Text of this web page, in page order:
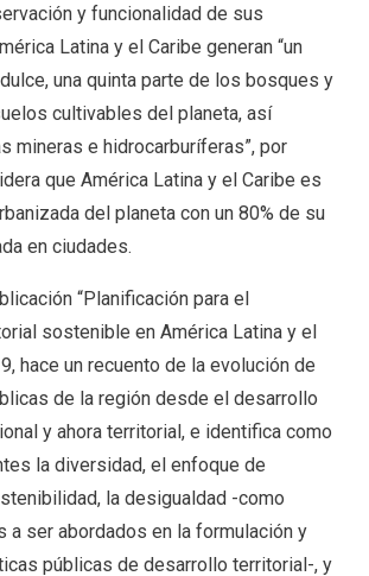
y funcionalidad de sus
Latina y el Caribe generan “un
una quinta parte de los bosques y
cultivables del planeta, así
mineras e hidrocarburíferas”, por
que América Latina y el Caribe es
del planeta con un 80% de su
en ciudades.
“Planificación para el
sostenible en América Latina y el
hace un recuento de la evolución de
de la región desde el desarrollo
y ahora territorial, e identifica como
la diversidad, el enfoque de
la desigualdad -como
a ser abordados en la formulación y
públicas de desarrollo territorial-, y